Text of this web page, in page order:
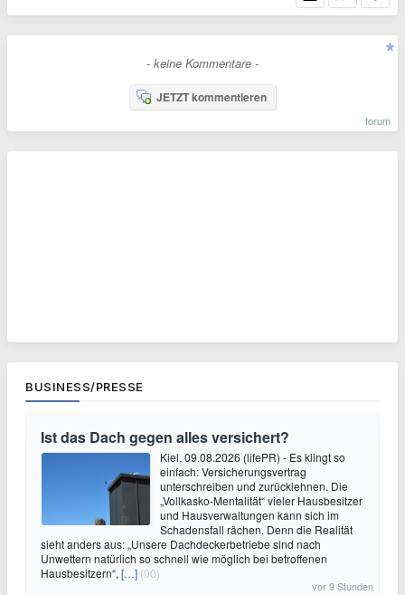
- keine Kommentare -
JETZT kommentieren
forum
BUSINESS/PRESSE
Ist das Dach gegen alles versichert?
Kiel, 09.08.2026 (lifePR) - Es klingt so
einfach: Versicherungsvertrag
unterschreiben und zurücklehnen. Die
„Vollkasko-Mentalität“ vieler Hausbesitzer
und Hausverwaltungen kann sich im
Schadensfall rächen. Denn die Realität
sieht anders aus: „Unsere Dachdeckerbetriebe sind nach
Unwettern natürlich so schnell wie möglich bei betroffenen
Hausbesitzern“, […] (00)
vor 9 Stunden